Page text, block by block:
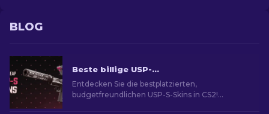
BLOG
Beste billige USP-S-Skins in CS2: Bewertet [2026]
Entdecken Sie die bestplatzierten,
budgetfreundlichen USP-S-Skins in CS2!